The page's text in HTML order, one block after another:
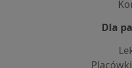
Dla